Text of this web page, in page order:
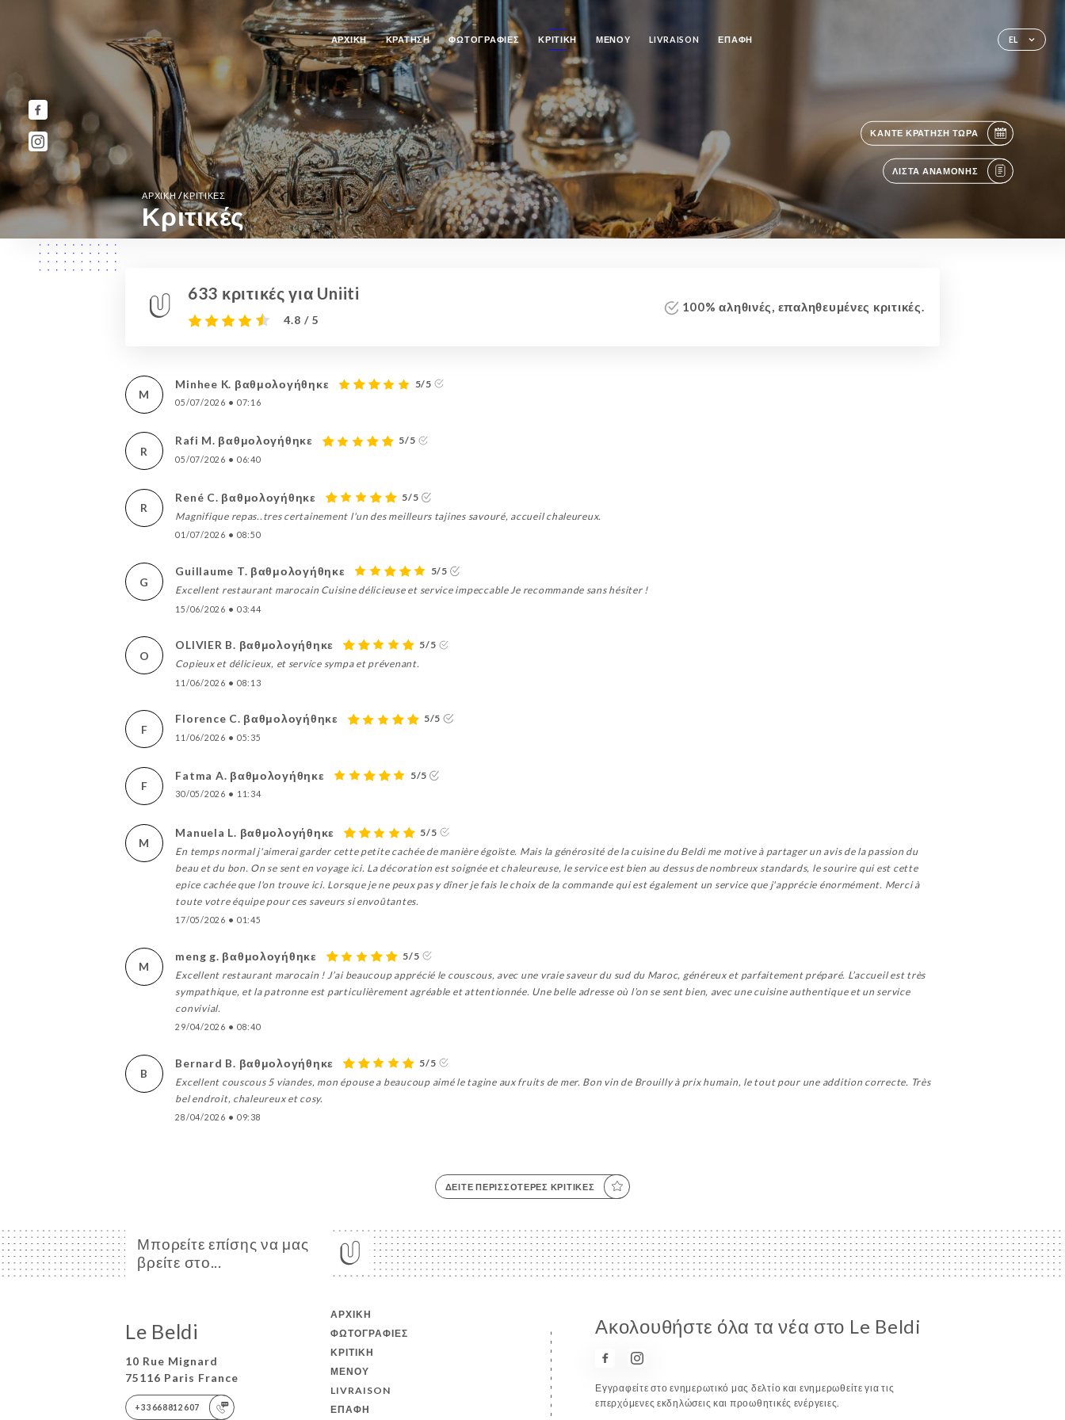
EL
ΑΡΧΙΚΉ ΚΡΆΤΗΣΗ ΦΩΤΟΓΡΑΦΊΕΣ ΚΡΙΤΙΚΉ ΜΕΝΟΎ LIVRAISON ΕΠΑΦΉ
ΚΆΝΤΕ ΚΡΆΤΗΣΗ ΤΏΡΑ
ΛΊΣΤΑ ΑΝΑΜΟΝΉΣ
ΑΡΧΙΚΉ/ΚΡΙΤΙΚΈΣ
Κριτικές
633 κριτικές για Uniiti
4.8 / 5
100% αληθινές, επαληθευμένες κριτικές.
M
Minhee K. βαθμολογήθηκε 5/5
05/07/2026 • 07:16
R
Rafi M. βαθμολογήθηκε 5/5
05/07/2026 • 06:40
R
René C. βαθμολογήθηκε
5/5
Magnifique repas..tres certainement l'un des meilleurs tajines savouré, accueil chaleureux.
01/07/2026 • 08:50
G
Guillaume T. βαθμολογήθηκε
5/5
Excellent restaurant marocain Cuisine délicieuse et service impeccable Je recommande sans hésiter !
15/06/2026 • 03:44
O
OLIVIER B. βαθμολογήθηκε
5/5
Copieux et délicieux, et service sympa et prévenant.
11/06/2026 • 08:13
F
Florence C. βαθμολογήθηκε 5/5
11/06/2026 • 05:35
F
Fatma A. βαθμολογήθηκε 5/5
30/05/2026 • 11:34
M
Manuela L. βαθμολογήθηκε
5/5
En temps normal j'aimerai garder cette petite cachée de manière égoïste. Mais la générosité de la cuisine du Beldi me motive à partager un avis de la passion du
beau et du bon. On se sent en voyage ici. La décoration est soignée et chaleureuse, le service est bien au dessus de nombreux standards, le sourire qui est cette
epice cachée que l'on trouve ici. Lorsque je ne peux pas y dîner je fais le choix de la commande qui est également un service que j'apprécie énormément. Merci à
toute votre équipe pour ces saveurs si envoûtantes.
17/05/2026 • 01:45
M
meng g. βαθμολογήθηκε
5/5
Excellent restaurant marocain ! J’ai beaucoup apprécié le couscous, avec une vraie saveur du sud du Maroc, généreux et parfaitement préparé. L’accueil est très
sympathique, et la patronne est particulièrement agréable et attentionnée. Une belle adresse où l’on se sent bien, avec une cuisine authentique et un service
convivial.
29/04/2026 • 08:40
B
Bernard B. βαθμολογήθηκε
5/5
Excellent couscous 5 viandes, mon épouse a beaucoup aimé le tagine aux fruits de mer. Bon vin de Brouilly à prix humain, le tout pour une addition correcte. Très
bel endroit, chaleureux et cosy.
28/04/2026 • 09:38
ΔΕΊΤΕ ΠΕΡΙΣΣΌΤΕΡΕΣ ΚΡΙΤΙΚΈΣ
Μπορείτε επίσης να μας
βρείτε στο...
Le Beldi
10 Rue Mignard
75116 Paris France
+33668812607
ΑΡΧΙΚΉ
ΦΩΤΟΓΡΑΦΊΕΣ
ΚΡΙΤΙΚΉ
ΜΕΝΟΎ
LIVRAISON
ΕΠΑΦΉ
Ακολουθήστε όλα τα νέα στο Le Beldi
Εγγραφείτε στο ενημερωτικό μας δελτίο και ενημερωθείτε για τις
επερχόμενες εκδηλώσεις και προωθητικές ενέργειες.